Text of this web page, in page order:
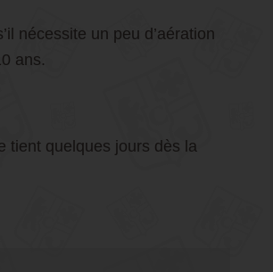
nécessite un peu d’aération
ans.
tient quelques jours dès la